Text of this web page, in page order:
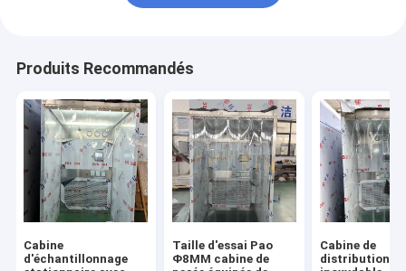
Produits Recommandés
Cabine
d'échantillonnage
Taille d'essai Pao
Φ8MM cabine de
Cabine de
distribution